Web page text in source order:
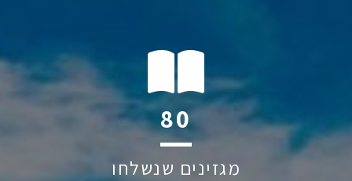
114
מגזינים שנשלחו